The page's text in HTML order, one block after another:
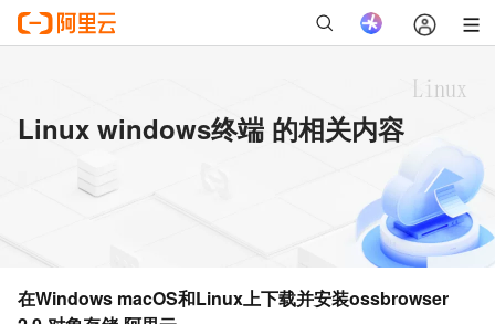
Linux windows终端 的相关内容
在Windows macOS和Linux上下载并安装ossbrowser